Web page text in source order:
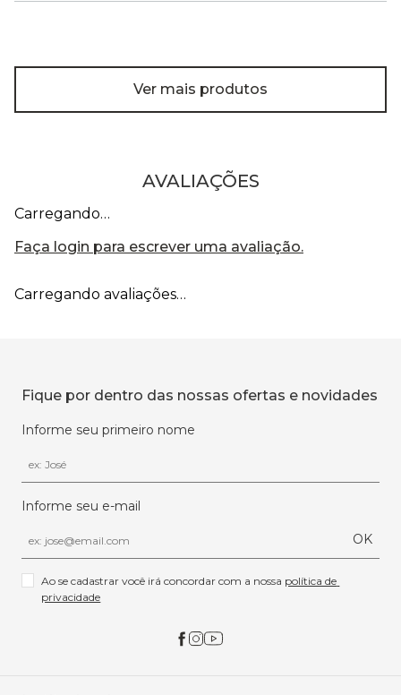
Ver mais produtos
AVALIAÇÕES
Carregando…
Faça login para escrever uma avaliação.
Carregando avaliações…
Fique por dentro das nossas ofertas e novidades
Informe seu primeiro nome
Informe seu e-mail
OK
Ao se cadastrar você irá concordar com a nossa política de
privacidade